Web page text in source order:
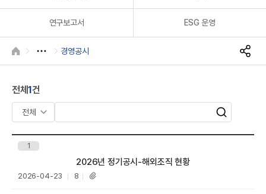
R
연구보고서 ESG 운영
HOME 경영공시
S
N
전체1건
색
어
검
1
제목
2026년 정기공시-해외조직 현황
등
2026-04-23
조
8
첨